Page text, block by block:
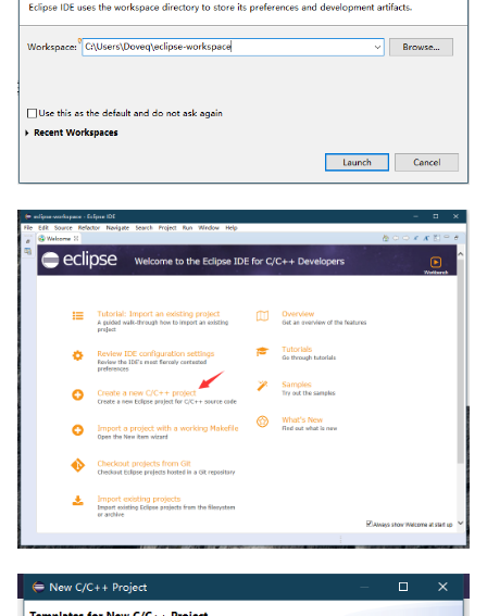
最小表示法
Lyndon 分解
离散对数
数论分块
莫比乌斯反演
杜教筛
Powerful Number 筛
Min_25 筛
类欧几里德算法
Meissel–Lehmer 算法
数值算法
序理论
Berlekamp–Massey 算法
K-D Tree
动态树
手指树
霍夫曼树
二分图
平面图
网络流
图的匹配
Prüfer 序列
矩阵树定理
LGV 引理
最大团搜索算法
支配树
空间优化简介